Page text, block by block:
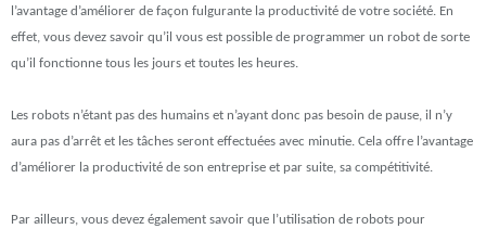
l’avantage d’améliorer de façon fulgurante la productivité de votre société. En
effet, vous devez savoir qu’il vous est possible de programmer un robot de sorte
qu’il fonctionne tous les jours et toutes les heures.
Les robots n’étant pas des humains et n’ayant donc pas besoin de pause, il n’y
aura pas d’arrêt et les tâches seront effectuées avec minutie. Cela offre l’avantage
d’améliorer la productivité de son entreprise et par suite, sa compétitivité.
Par ailleurs, vous devez également savoir que l’utilisation de robots pour